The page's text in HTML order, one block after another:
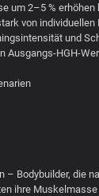
um 2–5 % erhöhen
von individuellen
und
Ausgangs-HGH-
– Bodybuilder, die
ihre